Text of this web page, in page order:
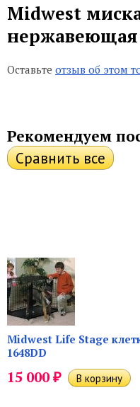
Midwest
нержавеющая
Оставьте отзыв об этом
Рекомендуем
Midwest Life Stage
1648DD
15 000₽